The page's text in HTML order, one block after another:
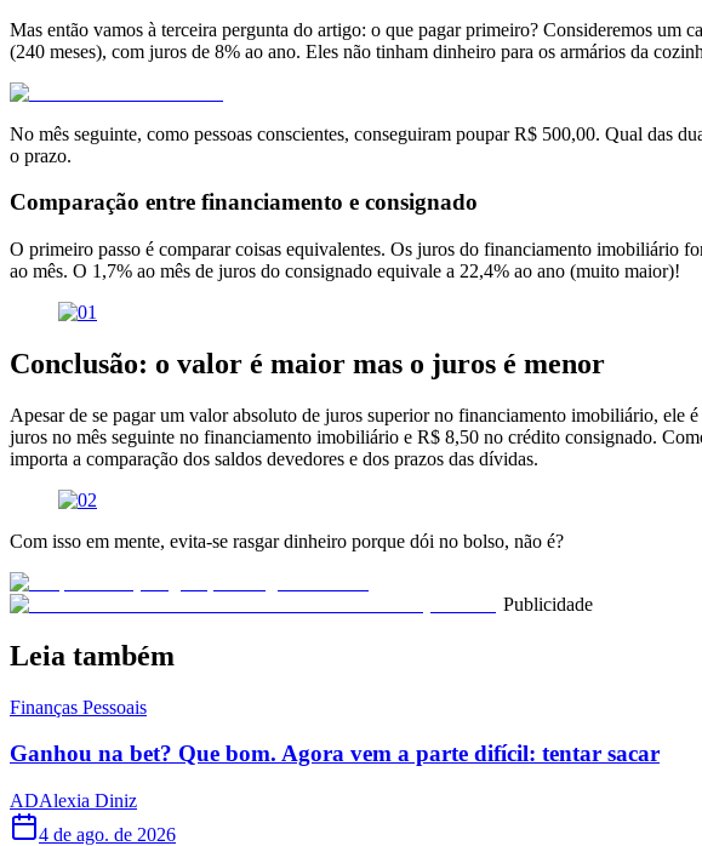
Mas então vamos à terceira pergunta do artigo: o que pagar primeiro? Consideremos
(240 meses), com juros de 8% ao ano. Eles não tinham dinheiro para os armários da
No mês seguinte, como pessoas conscientes, conseguiram poupar R$ 500,00. Qual das
o prazo.
Comparação entre financiamento e consignado
O primeiro passo é comparar coisas equivalentes. Os juros do financiamento imobiliário
ao mês. O 1,7% ao mês de juros do consignado equivale a 22,4% ao ano (muito maior)!
Conclusão: o valor é maior mas o juros é menor
Apesar de se pagar um valor absoluto de juros superior no financiamento imobiliário, ele
juros no mês seguinte no financiamento imobiliário e R$ 8,50 no crédito consignado.
importa a comparação dos saldos devedores e dos prazos das dívidas.
Com isso em mente, evita-se rasgar dinheiro porque dói no bolso, não é?
Publicidade
Leia também
Finanças Pessoais
Ganhou na bet? Que bom. Agora vem a parte difícil: tentar sacar
ADAlexia Diniz
4 de ago. de 2026